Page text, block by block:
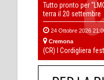
Tutto pronto per
terra il 20 settembre
24 Ottobre 2026
Cremona
(CR) I Cordigliera